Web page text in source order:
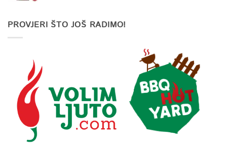
PROVJERI ŠTO JOŠ RADIMO!